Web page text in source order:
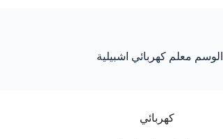
الوسم معلم كهربائي اشبيلية
كهربائي